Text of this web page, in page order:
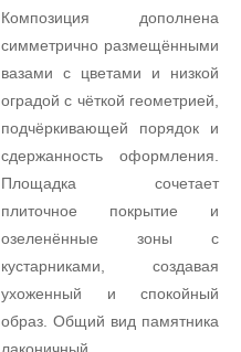
Композиция дополнена
симметрично размещёнными
вазами с цветами и низкой
оградой с чёткой геометрией,
подчёркивающей порядок и
сдержанность оформления.
Площадка сочетает
плиточное покрытие и
озеленённые зоны с
кустарниками, создавая
ухоженный и спокойный
образ. Общий вид памятника